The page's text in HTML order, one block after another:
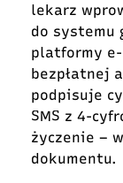
lekarz
do systemu
platformy e-
bezpłatnej
podpisuje
SMS z 4-
życzenie –
dokumentu.